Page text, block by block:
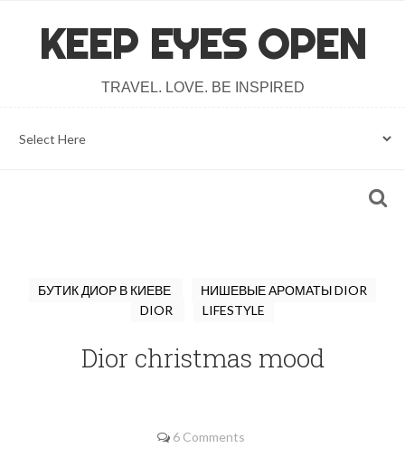
KEEP EYES OPEN
TRAVEL. LOVE. BE INSPIRED
БУТИК ДИОР В КИЕВЕ
НИШЕВЫЕ АРОМАТЫ DIOR
DIOR
LIFESTYLE
Dior christmas mood
6 Comments